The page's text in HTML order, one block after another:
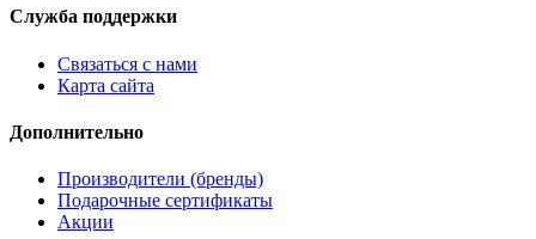
Служба поддержки
Связаться с нами
Карта сайта
Дополнительно
Производители (бренды)
Подарочные сертификаты
Акции